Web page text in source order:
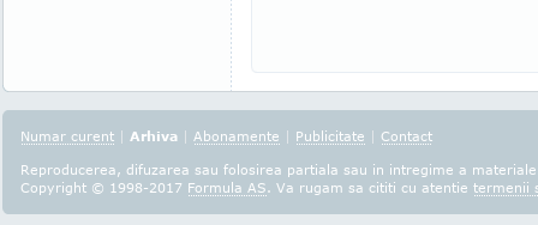
Numar curent | Arhiva | Abonamente | Publicitate | Contact
Reproducerea, difuzarea sau folosirea partiala sau in intregime a
Copyright © 1998-2017 Formula AS. Va rugam sa cititi cu atentie termenii